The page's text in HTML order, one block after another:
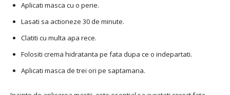
Aplicati masca cu o perie.
Lasati sa actioneze 30 de minute.
Clatiti cu multa apa rece.
Folositi crema hidratanta pe fata dupa ce o indepartati.
Aplicati masca de trei ori pe saptamana.